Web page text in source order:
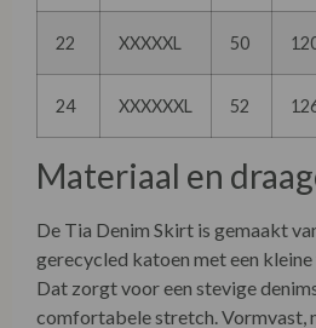
22 XXXXXL 50
24 XXXXXXL 52
Materiaal en
De Tia Denim Skirt is gemaakt
gerecycled katoen met een
Dat zorgt voor een stevige
comfortabele stretch. Vormvast,